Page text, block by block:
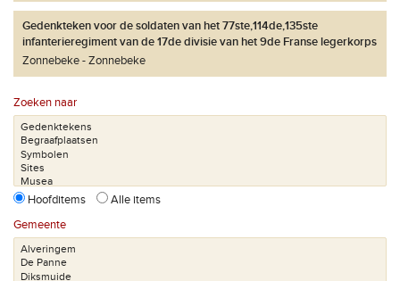
Gedenkteken voor de soldaten van het 77ste,114de,135ste
infanterieregiment van de 17de divisie van het 9de Franse legerkorps
Zonnebeke
Zonnebeke
Zoeken naar
Hoofditems
Alle items
Gemeente